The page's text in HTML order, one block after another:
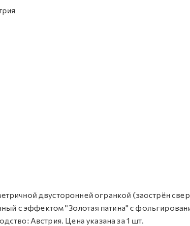
двусторонней огранкой (заострён
с эффектом "Золотая патина" с
Австрия. Цена указана за 1 шт.